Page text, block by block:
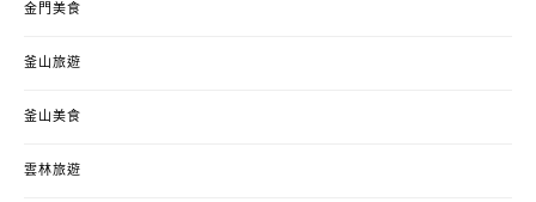
金門美食
釜山旅遊
釜山美食
雲林旅遊